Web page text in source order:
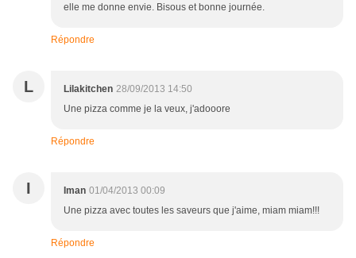
elle me donne envie. Bisous et bonne journée.
Répondre
L Lilakitchen 28/09/2013 14:50
Une pizza comme je la veux, j'adooore
Répondre
I Iman 01/04/2013 00:09
Une pizza avec toutes les saveurs que j'aime, miam miam!!!
Répondre